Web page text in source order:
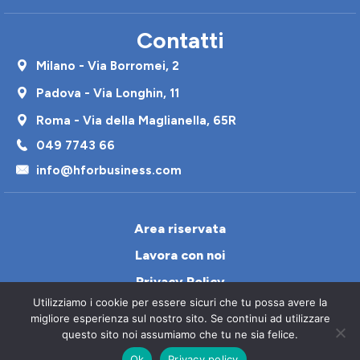
Contatti
Milano - Via Borromei, 2
Padova - Via Longhin, 11
Roma - Via della Maglianella, 65R
049 7743 66
info@hforbusiness.com
Area riservata
Lavora con noi
Privacy Policy
Cookie Policy
Contatti
Utilizziamo i cookie per essere sicuri che tu possa avere la
migliore esperienza sul nostro sito. Se continui ad utilizzare
questo sito noi assumiamo che tu ne sia felice.